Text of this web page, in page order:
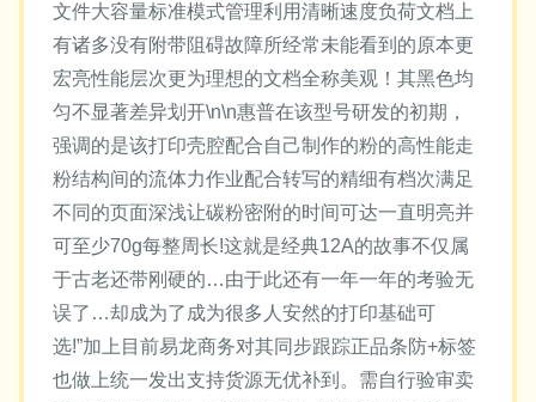
文件大容量标准模式管理利用清晰速度负荷文档上
有诸多没有附带阻碍故障所经常未能看到的原本更
宏亮性能层次更为理想的文档全称美观！其黑色均
匀不显著差异划开\n\n惠普在该型号研发的初期，
强调的是该打印壳腔配合自己制作的粉的高性能走
粉结构间的流体力作业配合转写的精细有档次满足
不同的页面深浅让碳粉密附的时间可达一直明亮并
可至少70g每整周长!这就是经典12A的故事不仅属
于古老还带刚硬的…由于此还有一年一年的考验无
误了…却成为了成为很多人安然的打印基础可
选!”加上目前易龙商务对其同步跟踪正品条防+标签
也做上统一发出支持货源无优补到。需自行验审卖